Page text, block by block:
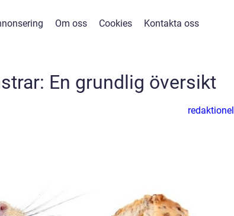
Om oss Cookies Kontakta oss
En grundlig översikt
redaktionel